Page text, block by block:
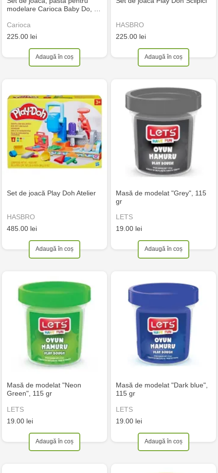
modelare Carioca Baby Do, …
Carioca
225.00 lei
Adaugă în coș
HASBRO
225.00 lei
Adaugă în coș
Set de joacă Play Doh Atelier
HASBRO
485.00 lei
Adaugă în coș
Masă de modelat "Grey", 115
gr
LETS
19.00 lei
Adaugă în coș
Masă de modelat "Neon
Green", 115 gr
LETS
19.00 lei
Adaugă în coș
Masă de modelat "Dark blue",
115 gr
LETS
19.00 lei
Adaugă în coș